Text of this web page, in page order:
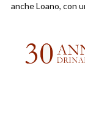
anche Loano, con